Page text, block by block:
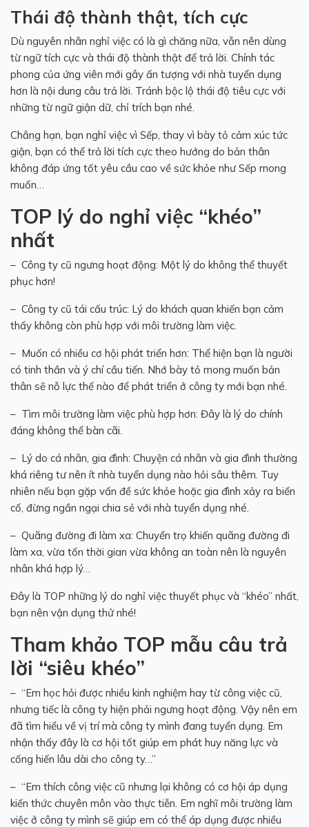
Thái độ thành thật, tích cực
Dù nguyên nhân nghỉ việc có là gì chăng nữa, vẫn nên dùng
từ ngữ tích cực và thái độ thành thật để trả lời. Chính tác
phong của ứng viên mới gây ấn tượng với nhà tuyển dụng
hơn là nội dung câu trả lời. Tránh bộc lộ thái độ tiêu cực với
những từ ngữ giận dữ, chỉ trích bạn nhé.
Chẳng hạn, bạn nghỉ việc vì Sếp, thay vì bày tỏ cảm xúc tức
giận, bạn có thể trả lời tích cực theo hướng do bản thân
không đáp ứng tốt yêu cầu cao về sức khỏe như Sếp mong
muốn…
TOP lý do nghỉ việc “khéo”
nhất
– Công ty cũ ngưng hoạt động: Một lý do không thể thuyết
phục hơn!
– Công ty cũ tái cấu trúc: Lý do khách quan khiến bạn cảm
thấy không còn phù hợp với môi trường làm việc.
– Muốn có nhiều cơ hội phát triển hơn: Thể hiện bạn là người
có tinh thần và ý chí cầu tiến. Nhớ bày tỏ mong muốn bản
thân sẽ nỗ lực thế nào để phát triển ở công ty mới bạn nhé.
– Tìm môi trường làm việc phù hợp hơn: Đây là lý do chính
đáng không thể bàn cãi.
– Lý do cá nhân, gia đình: Chuyện cá nhân và gia đình thường
khá riêng tư nên ít nhà tuyển dụng nào hỏi sâu thêm. Tuy
nhiên nếu bạn gặp vấn đề sức khỏe hoặc gia đình xảy ra biến
cố, đừng ngần ngại chia sẻ với nhà tuyển dụng nhé.
– Quãng đường đi làm xa: Chuyển trọ khiến quãng đường đi
làm xa, vừa tốn thời gian vừa không an toàn nên là nguyên
nhân khá hợp lý…
Đây là TOP những lý do nghỉ việc thuyết phục và “khéo” nhất,
bạn nên vận dụng thử nhé!
Tham khảo TOP mẫu câu trả
lời “siêu khéo”
– “Em học hỏi được nhiều kinh nghiệm hay từ công việc cũ,
nhưng tiếc là công ty hiện phải ngưng hoạt động. Vậy nên em
đã tìm hiểu về vị trí mà công ty mình đang tuyển dụng. Em
nhận thấy đây là cơ hội tốt giúp em phát huy năng lực và
cống hiến lâu dài cho công ty…”
– “Em thích công việc cũ nhưng lại không có cơ hội áp dụng
kiến thức chuyên môn vào thực tiễn. Em nghĩ môi trường làm
việc ở công ty mình sẽ giúp em có thể áp dụng được nhiều